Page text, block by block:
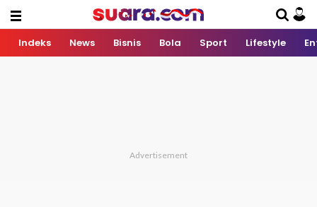
Indeks News Bisnis Bola Sport Lifestyle